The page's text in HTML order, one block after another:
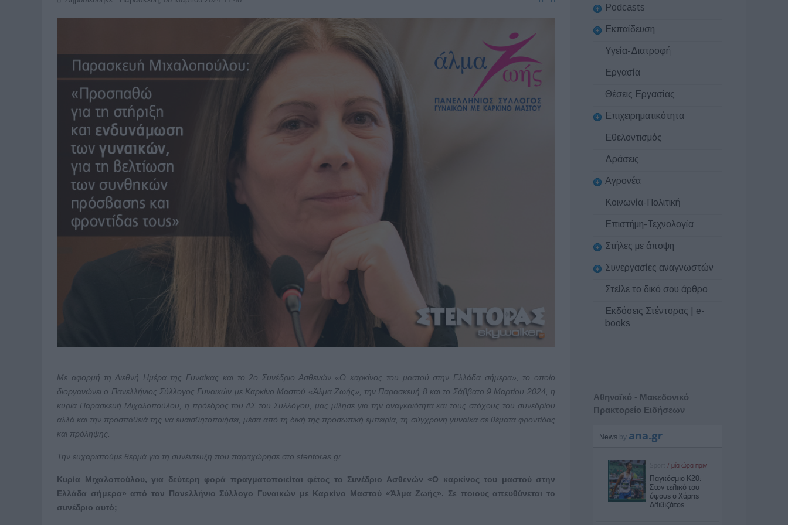
Με αφορμή τη Διεθνή Ημέρα της Γυναίκας και το 2ο Συνέδριο Ασθενών «Ο καρκίνος του μαστού στην Ελλάδα σήμερα», το οποίο
διοργανώνει ο Πανελλήνιος Σύλλογος Γυναικών με Καρκίνο Μαστού «Άλμα Ζωής», την Παρασκευή 8 και το Σάββατο 9 Μαρτίου 2024, η
κυρία Παρασκευή Μιχαλοπούλου, η πρόεδρος του ΔΣ του Συλλόγου, μας μίλησε για την αναγκαιότητα και τους στόχους του συνεδρίου
αλλά και την προσπάθειά της να ευαισθητοποιήσει, μέσα από τη δική της προσωπική εμπειρία, τη σύγχρονη γυναίκα σε θέματα φροντίδας
και πρόληψης.
Την ευχαριστούμε θερμά για τη συνέντευξη που παραχώρησε στο stentoras.gr
Κυρία Μιχαλοπούλου, για δεύτερη φορά πραγματοποιείται φέτος το Συνέδριο Ασθενών «Ο καρκίνος του μαστού στην
Ελλάδα σήμερα» από τον Πανελλήνιο Σύλλογο Γυναικών με Καρκίνο Μαστού «Άλμα Ζωής». Σε ποιους απευθύνεται το
συνέδριο αυτό;
Podcasts
Εκπαίδευση
Υγεία-Διατροφή
Εργασία
Θέσεις Εργασίας
Επιχειρηματικότητα
Εθελοντισμός
Δράσεις
Αγρονέα
Κοινωνία-Πολιτική
Επιστήμη-Τεχνολογία
Στήλες με άποψη
Συνεργασίες αναγνωστών
Στείλε το δικό σου άρθρο
Εκδόσεις Στέντορας | e-
books
Αθηναϊκό - Μακεδονικό
Πρακτορείο Ειδήσεων